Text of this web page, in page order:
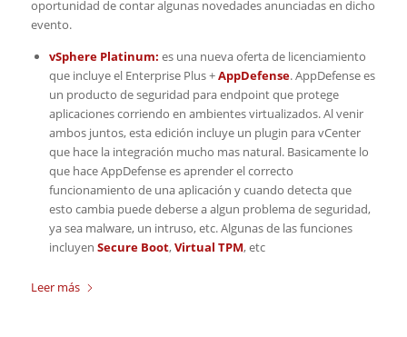
oportunidad de contar algunas novedades anunciadas en dicho
evento.
vSphere Platinum: es una nueva oferta de licenciamiento
que incluye el Enterprise Plus +AppDefense. AppDefense es
un producto de seguridad para endpoint que protege
aplicaciones corriendo en ambientes virtualizados. Al venir
ambos juntos, esta edición incluye un plugin para vCenter
que hace la integración mucho mas natural. Basicamente lo
que hace AppDefense es aprender el correcto
funcionamiento de una aplicación y cuando detecta que
esto cambia puede deberse a algun problema de seguridad,
ya sea malware, un intruso, etc. Algunas de las funciones
incluyen Secure Boot,Virtual TPM, etc
Leer más